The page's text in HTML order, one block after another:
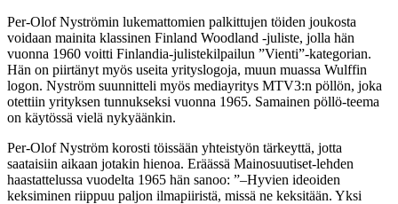
Per-Olof Nyströmin lukemattomien palkittujen töiden joukosta
voidaan mainita klassinen Finland Woodland -juliste, jolla hän
vuonna 1960 voitti Finlandia-julistekilpailun ”Vienti”-kategorian.
Hän on piirtänyt myös useita yrityslogoja, muun muassa Wulffin
logon. Nyström suunnitteli myös mediayritys MTV3:n pöllön, joka
otettiin yrityksen tunnukseksi vuonna 1965. Samainen pöllö-teema
on käytössä vielä nykyäänkin.
Per-Olof Nyström korosti töissään yhteistyön tärkeyttä, jotta
saataisiin aikaan jotakin hienoa. Eräässä Mainosuutiset-lehden
haastattelussa vuodelta 1965 hän sanoo: ”–Hyvien ideoiden
keksiminen riippuu paljon ilmapiiristä, missä ne keksitään. Yksi